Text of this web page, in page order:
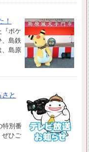
！
『ポケ
、島鉄
、島原
と
特別番
ぜひご